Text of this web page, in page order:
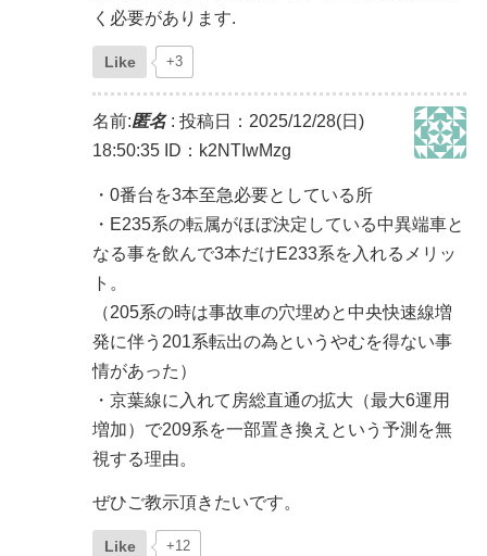
く必要があります.
Like +3
名前:匿名: 投稿日：2025/12/28(日)
18:50:35 ID：k2NTIwMzg
・0番台を3本至急必要としている所
・E235系の転属がほぼ決定している中異端車と
なる事を飲んで3本だけE233系を入れるメリッ
ト。
（205系の時は事故車の穴埋めと中央快速線増
発に伴う201系転出の為というやむを得ない事
情があった）
・京葉線に入れて房総直通の拡大（最大6運用
増加）で209系を一部置き換えという予測を無
視する理由。
ぜひご教示頂きたいです。
Like +12